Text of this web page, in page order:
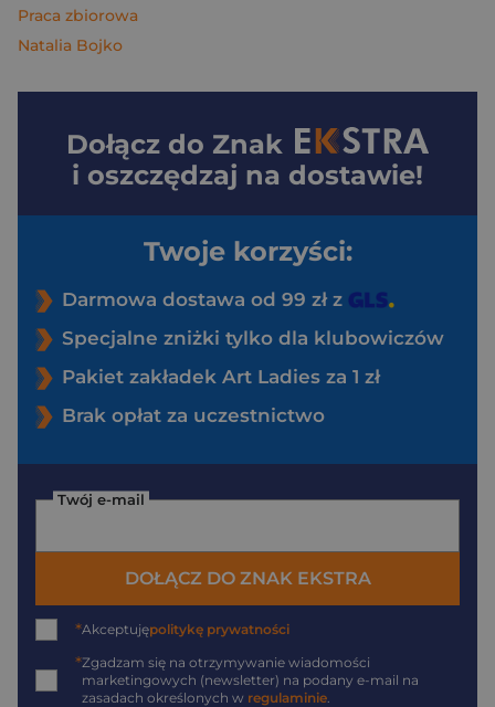
Praca zbiorowa
Natalia Bojko
Dołącz do Znak
i oszczędzaj na dostawie!
Twoje korzyści:
Darmowa dostawa od 99 zł z
Specjalne zniżki tylko dla klubowiczów
Pakiet zakładek Art Ladies za 1 zł
Brak opłat za uczestnictwo
Twój e-mail
DOŁĄCZ DO ZNAK EKSTRA
*Akceptujępolitykę prywatności
*Zgadzam się na otrzymywanie wiadomości
marketingowych (newsletter) na podany e-mail na
zasadach określonych w regulaminie.